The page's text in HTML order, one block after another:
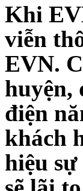
Khi
viễn
EVN.
huyện,
điện
khách
hiệu